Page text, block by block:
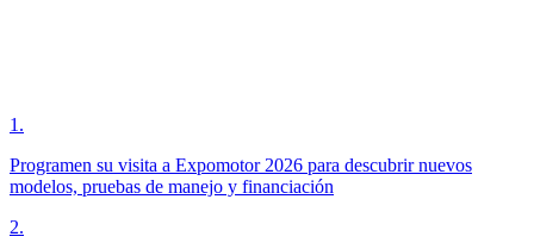
1 .
Programen su visita a Expomotor 2026 para descubrir nuevos
modelos, pruebas de manejo y financiación
2.